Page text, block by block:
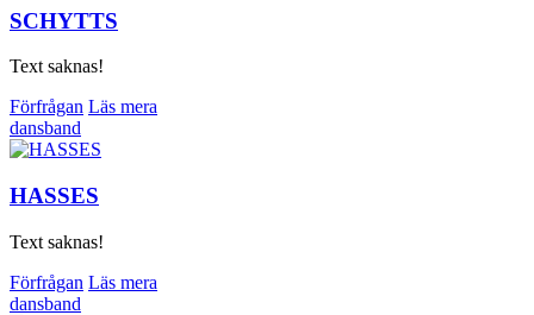
SCHYTTS
Text saknas!
Förfrågan Läs mera
dansband
HASSES
Text saknas!
Förfrågan Läs mera
dansband